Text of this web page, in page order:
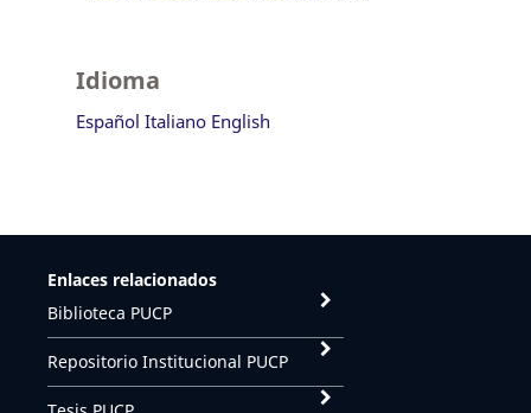
Idioma
Español Italiano English
Enlaces relacionados
Biblioteca PUCP
Repositorio Institucional PUCP